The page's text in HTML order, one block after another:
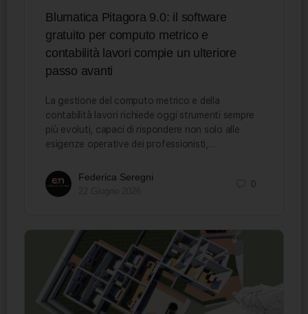
Blumatica Pitagora 9.0: il software
gratuito per computo metrico e
contabilità lavori compie un ulteriore
passo avanti
La gestione del computo metrico e della
contabilità lavori richiede oggi strumenti sempre
più evoluti, capaci di rispondere non solo alle
esigenze operative dei professionisti,…
Federica Seregni
0